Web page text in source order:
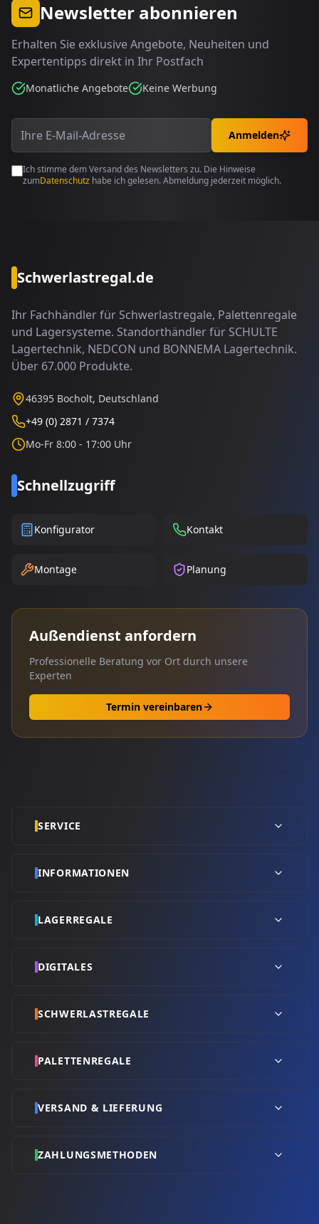
Newsletter abonnieren
Erhalten Sie exklusive Angebote, Neuheiten und
Expertentipps direkt in Ihr Postfach
Monatliche Angebote Keine Werbung
Anmelden
Ich stimme dem Versand des Newsletters zu. Die Hinweise
zumDatenschutz habe ich gelesen. Abmeldung jederzeit möglich.
Schwerlastregal.de
Ihr Fachhändler für Schwerlastregale, Palettenregale
und Lagersysteme. Standorthändler für SCHULTE
Lagertechnik, NEDCON und BONNEMA Lagertechnik.
Über 67.000 Produkte.
46395 Bocholt, Deutschland
+49 (0) 2871 / 7374
Mo-Fr 8:00 - 17:00 Uhr
Schnellzugriff
Konfigurator Kontakt
Montage Planung
Außendienst anfordern
Professionelle Beratung vor Ort durch unsere
Experten
Termin vereinbaren
SERVICE
INFORMATIONEN
LAGERREGALE
DIGITALES
SCHWERLASTREGALE
PALETTENREGALE
VERSAND & LIEFERUNG
ZAHLUNGSMETHODEN